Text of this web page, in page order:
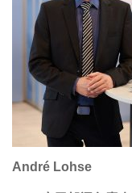
André Lohse